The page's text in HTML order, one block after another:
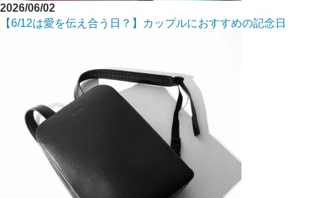
2026/06/02
【6/12は愛を伝え合う日？】カップルにおすすめの記念日